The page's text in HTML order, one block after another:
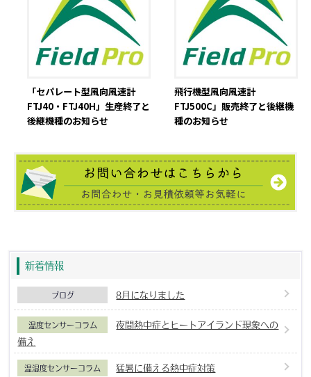
「セパレート型風向風速計
FTJ40・FTJ40H」生産終了と
後継機種のお知らせ
飛行機型風向風速計
FTJ500C」販売終了と後継機
種のお知らせ
新着情報
ブログ 8月になりました
温度センサーコラム
夜間熱中症とヒートアイランド現象への
備え
温湿度センサーコラム 猛暑に備える熱中症対策